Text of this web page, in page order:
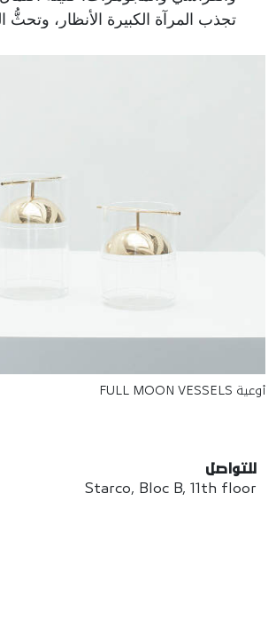
تجذب المرآة الكبيرة الأنظار، وتحثُّ
أوعية FULL MOON VESSELS
للتواصل
Starco, Bloc B, 11th floor